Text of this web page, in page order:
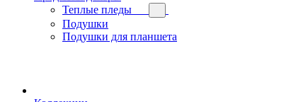
Теплые пледы
Подушки
Подушки для планшета